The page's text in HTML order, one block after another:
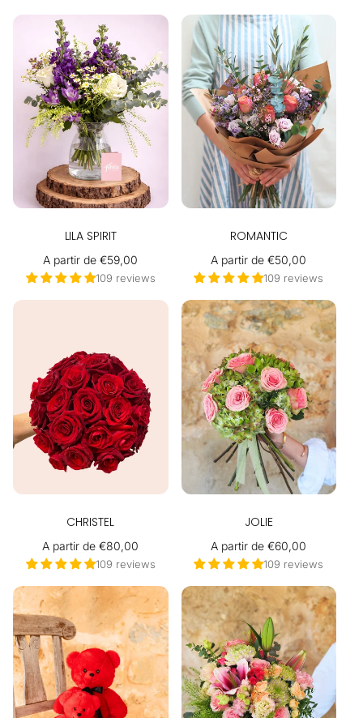
LILA SPIRIT
Precio
habitual
A partir de €59,00
109 reviews
ROMANTIC
Precio
habitual
A partir de €50,00
109 reviews
CHRISTEL
Precio
habitual
A partir de €80,00
109 reviews
JOLIE
Precio
habitual
A partir de €60,00
109 reviews